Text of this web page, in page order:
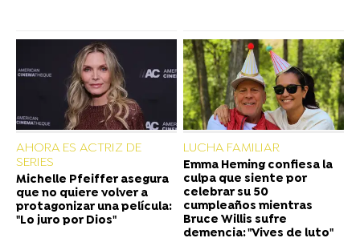
AHORA ES ACTRIZ DE
SERIES
Michelle Pfeiffer asegura
que no quiere volver a
protagonizar una película:
"Lo juro por Dios"
LUCHA FAMILIAR
Emma Heming confiesa la
culpa que siente por
celebrar su 50
cumpleaños mientras
Bruce Willis sufre
demencia: "Vives de luto"